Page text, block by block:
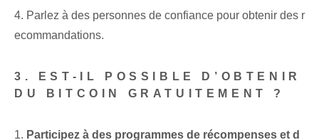
4. Parlez à des personnes de confiance pour obtenir des r
ecommandations.
3. EST-IL POSSIBLE D’OBTENIR
DU BITCOIN GRATUITEMENT ?
1. Participez à des programmes de récompenses et d